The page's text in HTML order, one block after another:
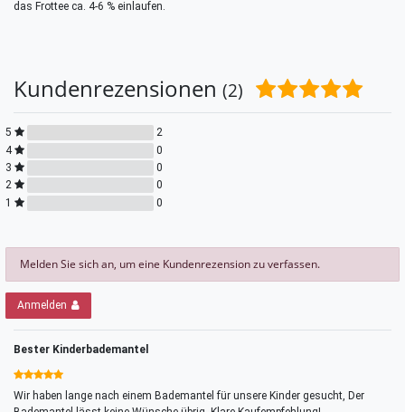
das Frottee ca. 4-6 % einlaufen.
Kundenrezensionen (2)
5
2
4
0
3
0
2
0
1
0
Melden Sie sich an, um eine Kundenrezension zu verfassen.
Anmelden
Bester Kinderbademantel
Wir haben lange nach einem Bademantel für unsere Kinder gesucht, Der